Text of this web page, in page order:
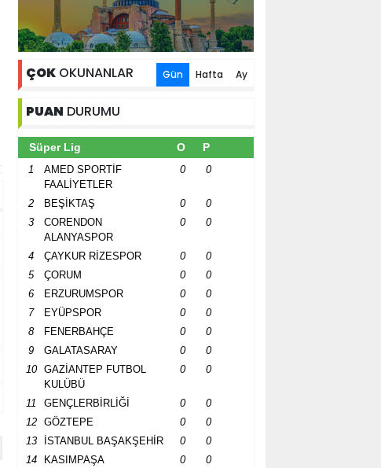
ÇOK OKUNANLAR Gün Hafta Ay
PUAN DURUMU
Süper Lig O P
1
AMED SPORTİF
FAALİYETLER
0 0
2 BEŞİKTAŞ 0
0
3
CORENDON
ALANYASPOR
0 0
4 ÇAYKUR RİZESPOR 0
0
5
ÇORUM 0
0
6
ERZURUMSPOR 0
0
7
EYÜPSPOR 0
0
8
FENERBAHÇE 0
0
9
GALATASARAY 0
0
10
GAZİANTEP FUTBOL
KULÜBÜ
0 0
11 GENÇLERBİRLİĞİ 0
0
12
GÖZTEPE 0
0
13
İSTANBUL BAŞAKŞEHİR 0
0
14
KASIMPAŞA 0
0